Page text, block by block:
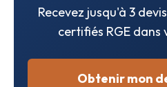
Recevez jusqu'à 3
certifiés RGE dans
Obtenir mon